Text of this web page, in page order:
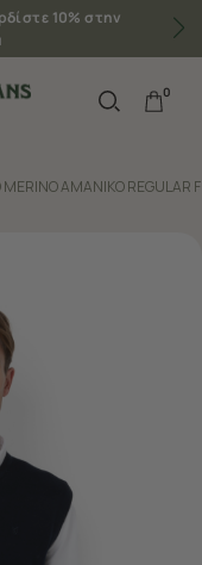
10% στην
0
ΑΜΑΝΙΚΟ REGULAR